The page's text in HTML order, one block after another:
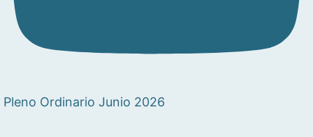
Pleno Ordinario Junio 2026